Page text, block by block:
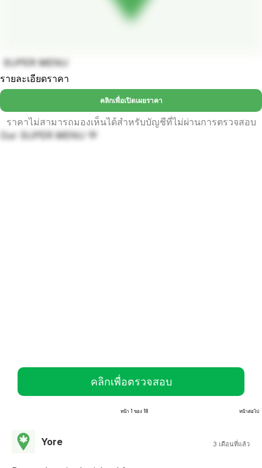
SUPER MENU
รายละเอียดราคา
คลิกเพื่อเปิดเผยราคา
ราคาไม่สามารถมองเห็นได้สำหรับบัญชีที่ไม่ผ่านการตรวจสอบ
Our SUPER MENU 💚
คลิกเพื่อตรวจสอบ
หน้า 1 ของ 18 หน้าต่อไป
Yore 3 เดือนที่แล้ว